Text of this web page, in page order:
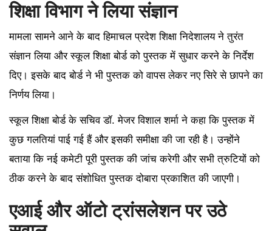
शिक्षा विभाग ने लिया संज्ञान
मामला सामने आने के बाद हिमाचल प्रदेश शिक्षा निदेशालय ने तुरंत
संज्ञान लिया और स्कूल शिक्षा बोर्ड को पुस्तक में सुधार करने के निर्देश
दिए। इसके बाद बोर्ड ने भी पुस्तक को वापस लेकर नए सिरे से छापने का
निर्णय लिया।
स्कूल शिक्षा बोर्ड के सचिव डॉ. मेजर विशाल शर्मा ने कहा कि पुस्तक में
कुछ गलतियां पाई गई हैं और इसकी समीक्षा की जा रही है। उन्होंने
बताया कि नई कमेटी पूरी पुस्तक की जांच करेगी और सभी त्रुटियों को
ठीक करने के बाद संशोधित पुस्तक दोबारा प्रकाशित की जाएगी।
एआई और ऑटो ट्रांसलेशन पर उठे